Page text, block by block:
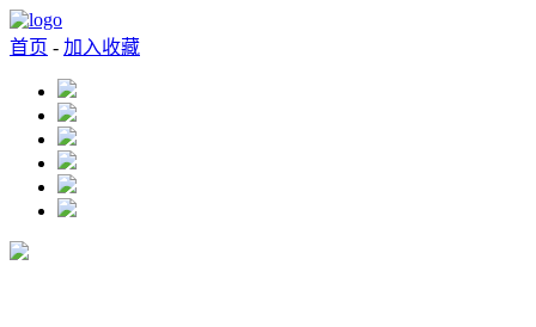
首页 - 加入收藏